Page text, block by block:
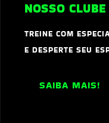
NOSSO
TREINE COM
E DESPERTE SEU
SAIBA MAIS!